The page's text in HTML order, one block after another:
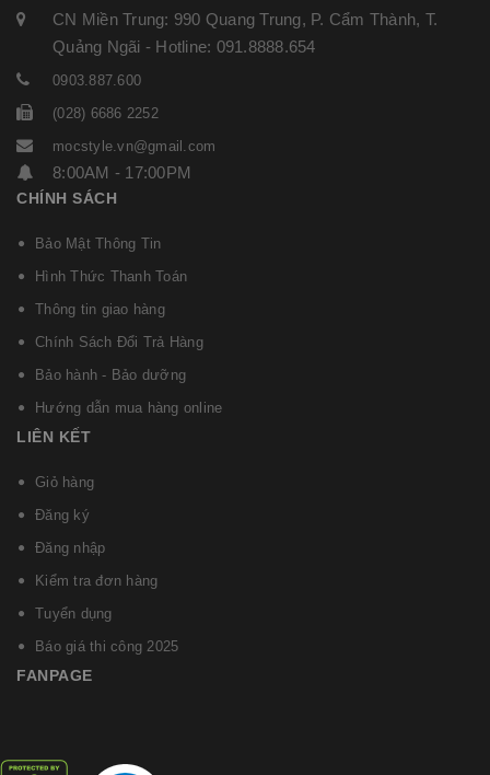
CN Miền Trung: 990 Quang Trung, P. Cẩm Thành, T.
Quảng Ngãi - Hotline: 091.8888.654
0903.887.600
(028) 6686 2252
mocstyle.vn@gmail.com
8:00AM - 17:00PM
CHÍNH SÁCH
Bảo Mật Thông Tin
Hình Thức Thanh Toán
Thông tin giao hàng
Chính Sách Đổi Trả Hàng
Bảo hành - Bảo dưỡng
Hướng dẫn mua hàng online
LIÊN KẾT
Giỏ hàng
Đăng ký
Đăng nhập
Kiểm tra đơn hàng
Tuyển dụng
Báo giá thi công 2025
FANPAGE